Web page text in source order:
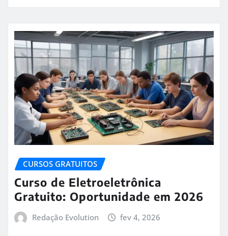
CURSOS GRATUITOS
Curso de Eletroeletrônica
Gratuito: Oportunidade em 2026
Redação Evolution fev 4, 2026